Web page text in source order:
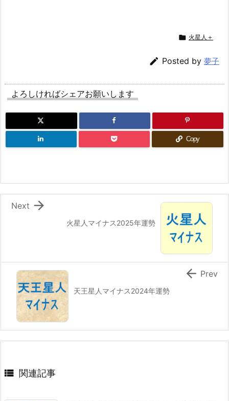
 火星人＋
 Posted by 夢子
よろしければシェアお願いします
Copy
火星人マイナス2025年運勢

Next
天王星人マイナス2024年運勢
 Prev
 関連記事